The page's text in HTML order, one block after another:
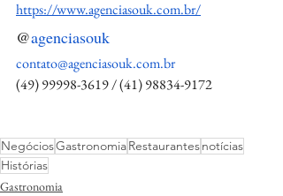
https://www.agenciasouk.com.br/
@agenciasouk
contato@agenciasouk.com.br
(49) 99998-3619 / (41) 98834-9172
NegóciosGastronomiaRestaurantesnotícias
Histórias
Gastronomia